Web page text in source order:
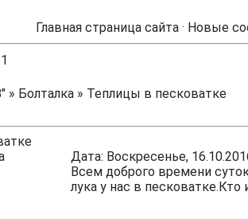
Главная страница сайта · Новые
1
» Болталка » Теплицы в песковатке
Дата: Воскресенье,
Всем доброго времени
лука у нас в